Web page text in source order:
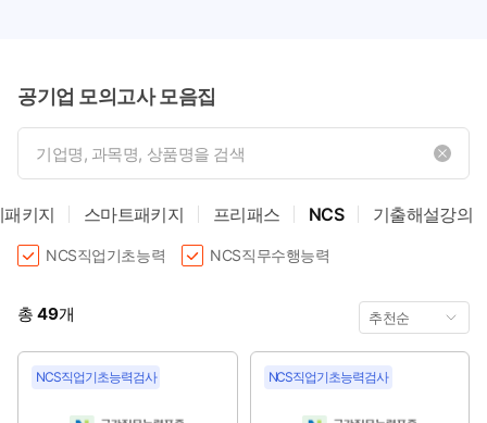
한국해양진흥공사
KOEM 해양환경공단
울산항만공사 [2026년 3~4분기 채용시작]
[2026년 3분기 채용시작]
농림식품기술기획평가원 [2026년 3분기 채용시작]
공기업 모의고사 모음집
키지 스마트패키지 프리패스 NCS 기출해설강의
NCS직업기초능력 NCS직무수행능력
총49개
NCS직업기초능력검사 NCS직업기초능력검사